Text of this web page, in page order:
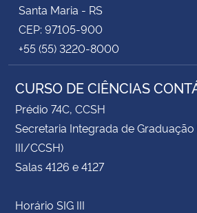
Santa Maria - RS
CEP: 97105-900
+55 (55) 3220-8000
CURSO DE CIÊNCIAS
Prédio 74C, CCSH
Secretaria Integrada de Graduação
III/CCSH)
Salas 4126 e 4127
Horário SIG III